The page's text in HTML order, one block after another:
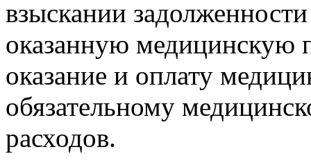
взыскании
оказанную медицинскую
оказание и оплату
обязательному
расходов.